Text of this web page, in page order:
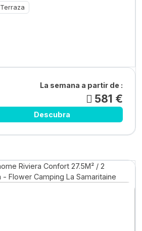
Terraza
La semana a partir de :
581 €
Descubra